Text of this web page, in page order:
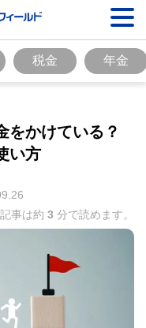
税金 年金
をかけている？
い方
事は約 3 分で読めます。